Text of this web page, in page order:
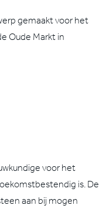
gemaakt voor het
Oude Markt in
voor het
is. De
aan bij mogen